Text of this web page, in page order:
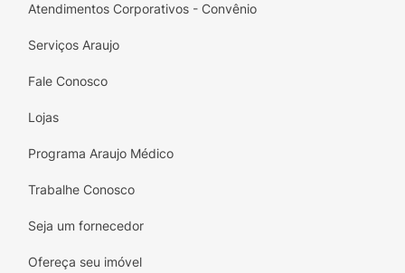
Atendimentos Corporativos - Convênio
Serviços Araujo
Fale Conosco
Lojas
Programa Araujo Médico
Trabalhe Conosco
Seja um fornecedor
Ofereça seu imóvel